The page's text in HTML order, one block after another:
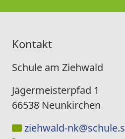
Kontakt
Schule am Ziehwald
Jägermeisterpfad 1
66538 Neunkirchen
ziehwald-